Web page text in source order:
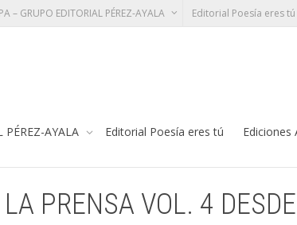
– GRUPO EDITORIAL PÉREZ-AYALA Editorial Poesía eres tú
PÉREZ-AYALA Editorial Poesía eres tú Ediciones
PRENSA VOL. 4